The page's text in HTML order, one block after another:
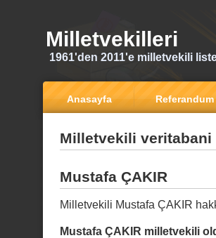
Milletvekilleri
1961'den 2011'e milletvekili
Anasayfa Referandum
Milletvekili veritabani
Mustafa ÇAKIR
Milletvekili Mustafa ÇAKIR
Mustafa ÇAKIR milletvekili